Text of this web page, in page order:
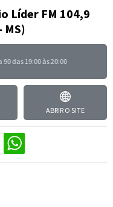
Líder FM 104,9
MS)
das 19:00 às 20:00
ABRIR O SITE